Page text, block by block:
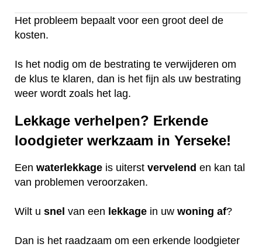
Het probleem bepaalt voor een groot deel de
kosten.
Is het nodig om de bestrating te verwijderen om
de klus te klaren, dan is het fijn als uw bestrating
weer wordt zoals het lag.
Lekkage verhelpen? Erkende
loodgieter werkzaam in Yerseke!
Een waterlekkage is uiterst vervelend en kan tal
van problemen veroorzaken.
Wilt u snel van een lekkage in uw woning af?
Dan is het raadzaam om een erkende loodgieter